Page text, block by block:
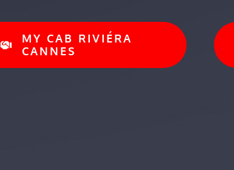
MY CAB RIVIÉRA
CANNES